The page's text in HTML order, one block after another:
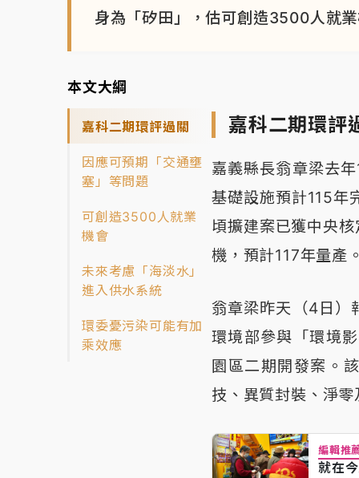
身為「矽田」，估可創造3500人就
本文大綱
嘉科二期環評過關
因應可預期「交通壅
塞」等問題
可創造3500人就業
機會
未來考慮「海淡水」
進入供水系統
環委憂污染可能有加
乘效應
嘉科二期環評
嘉義縣長翁章梁去
基礎設施預計115年
頃擴建案已獲中央
機，預計117年量產
翁章梁昨天（4日）
環境部參與「環境
園區二期開發案。
技、異質封裝、淨
編輯推
就在